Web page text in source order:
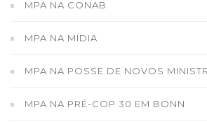
MPA NA CONAB
MPA NA MÍDIA
MPA NA POSSE DE NOVOS
MPA NA PRÉ-COP 30 EM BONN